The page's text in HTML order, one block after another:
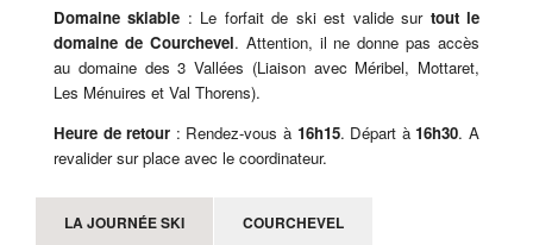
Domaine skiable : Le forfait de ski est valide sur tout le
domaine de Courchevel. Attention, il ne donne pas accès
au domaine des 3 Vallées (Liaison avec Méribel, Mottaret,
Les Ménuires et Val Thorens).
Heure de retour : Rendez-vous à 16h15. Départ à16h30. A
revalider sur place avec le coordinateur.
LA JOURNÉE SKI COURCHEVEL